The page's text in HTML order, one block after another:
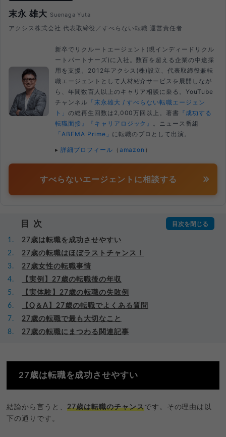
末永 雄大 Suenaga Yuta
アクシス株式会社 代表取締役／すべらない転職 運営責任者
新卒でリクルートエージェント(現インディードリクル
ートパートナーズ)に入社。数百を超える企業の中途採
用を支援。2012年アクシス(株)設立、代表取締役兼転
職エージェントとして人材紹介サービスを展開しなが
ら、年間数百人以上のキャリア相談に乗る。YouTube
チャンネル 「末永雄大 / すべらない転職エージェン
ト」 の総再生回数は2,000万回以上。著書 『成功する
転職面接』
『キャリアロジック』
。ニュース番組
「ABEMA Prime」 に転職のプロとして出演。
▸ 詳細プロフィール （ amazon ）
すべらないエージェントに相談する
目次
27歳は転職を成功させやすい
27歳の転職はほぼラストチャンス！
27歳女性の転職事情
【実例】27歳の転職後の年収
【実体験】27歳の転職の失敗例
【Q＆A】27歳の転職でよくある質問
27歳の転職で最も大切なこと
27歳の転職にまつわる関連記事
27歳は転職を成功させやすい
結論から言うと、27歳は転職のチャンスです。その理由は以
下の通りです。